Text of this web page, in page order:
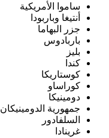
ساموا الأمريكية
أنتيغا وباربودا
جزر البهاما
باربادوس
بليز
كندا
كوستاريكا
كوراساو
دومينيكا
جمهورية الدومينيكان
السلفادور
غرينادا